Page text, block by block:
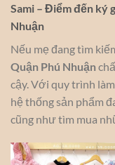
Sami – Điểm đến ký
Nhuận
Nếu mẹ đang tìm
Quận Phú Nhuận
cậy. Với quy trình
hệ thống sản phẩm
cũng như tìm mua